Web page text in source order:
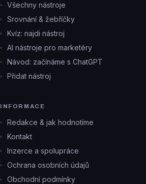
Všechny nástroje
Srovnání & žebříčky
Kvíz: najdi nástroj
AI nástroje pro marketéry
Návod: začínáme s ChatGPT
Přidat nástroj
INFORMACE
Redakce & jak hodnotíme
Kontakt
Inzerce a spolupráce
Ochrana osobních údajů
Obchodní podmínky